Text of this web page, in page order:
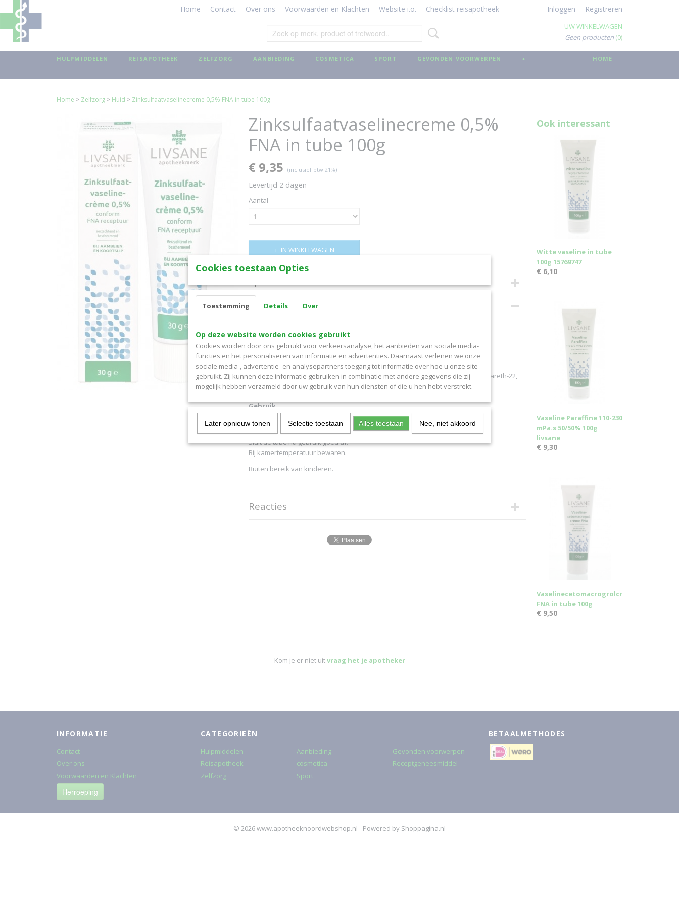
Home Contact Over ons Voorwaarden en Klachten Website i.o. Checklist reisapotheek Inloggen Registreren
UW WINKELWAGEN
Geen producten (0)
HOME
HULPMIDDELEN REISAPOTHEEK ZELFZORG AANBIEDING COSMETICA SPORT GEVONDEN VOORWERPEN +
Home > Zelfzorg > Huid > Zinksulfaatvaselinecreme 0,5% FNA in tube 100g
Zinksulfaatvaselinecreme 0,5%
FNA in tube 100g
€ 9,35 (inclusief btw 21%)
Levertijd 2 dagen
Aantal
IN WINKELWAGEN
EAN code
Bruto gewicht
Omschrijving
- verzachtend en beschermend
- geschikt voor gebruik bij koortslip of aambeien
Ingredienten
Aqua, Petrolatum, Paraffinum liquidum, Cetearyl alcohol, Propylene glycol, Ceteareth-22,
Zinc sulfate.
Gebruik
Aambeien: 1 of 2 maal per dag en na elke ontlasting aanbrengen.
Koortslip: 4 tot 6 maal per dag
Sluit de tube na gebruik goed af.
Bij kamertemperatuur bewaren.
Buiten bereik van kinderen.
Reacties
Ook interessant
Witte vaseline in tube
100g 15769747
€ 6,10
Vaseline Paraffine 110-230
mPa.s 50/50% 100g
livsane
€ 9,30
Vaselinecetomacrogrolcreme
FNA in tube 100g
€ 9,50
Kom je er niet uitvraag het je apotheker
INFORMATIE
Contact
Over ons
Voorwaarden en Klachten
Herroeping
CATEGORIEËN
Hulpmiddelen
Reisapotheek
Zelfzorg
Aanbieding
cosmetica
Sport
Gevonden voorwerpen
Receptgeneesmiddel
BETAALMETHODES
© 2026 www.apotheeknoordwebshop.nl - Powered by Shoppagina.nl
Cookies toestaan Opties
Toestemming Details Over
Op deze website worden cookies gebruikt
Cookies worden door ons gebruikt voor verkeersanalyse, het aanbieden van sociale media-
functies en het personaliseren van informatie en advertenties. Daarnaast verlenen we onze
sociale media-, advertentie- en analysepartners toegang tot informatie over hoe u onze site
gebruikt. Zij kunnen deze informatie gebruiken in combinatie met andere gegevens die zij
mogelijk hebben verzameld door uw gebruik van hun diensten of die u hen hebt verstrekt.
Later opnieuw tonen Selectie toestaan Alles toestaan Nee, niet akkoord